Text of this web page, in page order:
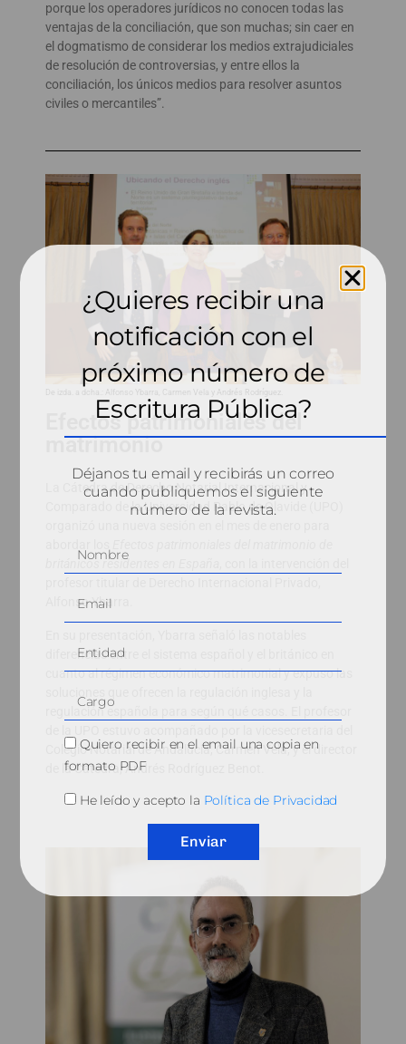
porque los operadores jurídicos no conocen todas las
ventajas de la conciliación, que son muchas; sin caer en
el dogmatismo de considerar los medios extrajudiciales
de resolución de controversias, y entre ellos la
conciliación, los únicos medios para resolver asuntos
civiles o mercantiles”.
De izda. a dcha.: Alfonso Ybarra, Carmen Vela y Andrés Rodríguez.
Efectos patrimoniales del
matrimonio
La Cátedra de Derecho Notarial Internacional y
Comparado de la Universidad Pablo de Olavide (UPO)
británicos residentes en España
Alfonso Ybarra.
diferencias entre el sistema español y el británico en
cuanto al régimen económico matrimonial y expuso las
regulación española para según qué casos. El profesor
Colegio Notarial de Andalucía, Carmen Vela, y el director
de la Cátedra, Andrés Rodríguez Benot.
¿Quieres recibir una
notificación con el
próximo número de
Escritura Pública?
Déjanos tu email y recibirás un correo
cuando publiquemos el siguiente
número de la revista.
Quiero recibir en el email una copia en
formato PDF
He leído y acepto la Política de Privacidad
Enviar